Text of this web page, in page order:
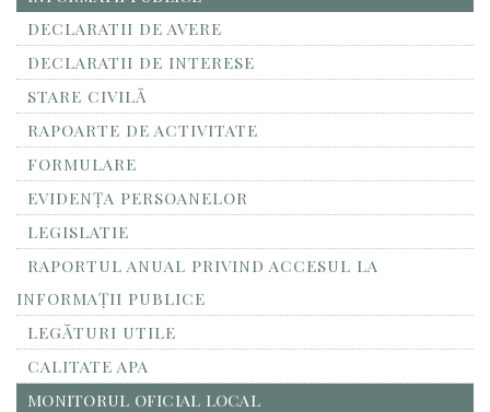
DECLARATII DE AVERE
DECLARATII DE INTERESE
STARE CIVILĂ
RAPOARTE DE ACTIVITATE
FORMULARE
EVIDENȚA PERSOANELOR
LEGISLATIE
RAPORTUL ANUAL PRIVIND ACCESUL LA
INFORMAŢII PUBLICE
LEGĂTURI UTILE
CALITATE APA
MONITORUL OFICIAL LOCAL